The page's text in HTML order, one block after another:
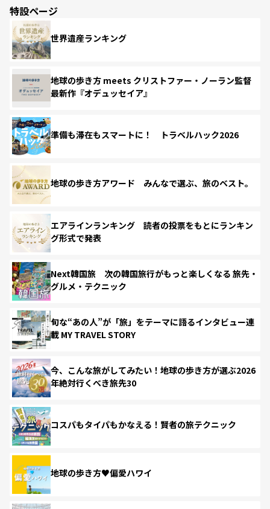
特設ページ
世界遺産ランキング
地球の歩き方 meets クリストファー・ノーラン監督
最新作『オデュッセイア』
準備も滞在もスマートに！ トラベルハック2026
地球の歩き方アワード みんなで選ぶ、旅のベスト。
エアラインランキング 読者の投票をもとにランキン
グ形式で発表
Next韓国旅 次の韓国旅行がもっと楽しくなる 旅先・
グルメ・テクニック
旬な“あの人”が「旅」をテーマに語るインタビュー連
載 MY TRAVEL STORY
今、こんな旅がしてみたい！地球の歩き方が選ぶ2026
年絶対行くべき旅先30
コスパもタイパもかなえる！賢者の旅テクニック
地球の歩き方♥偏愛ハワイ